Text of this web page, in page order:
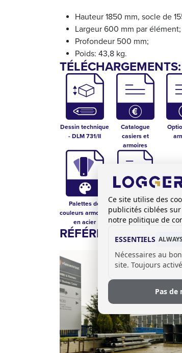
Hauteur 1850 mm, socle de
Largeur 600 mm par élément;
Profondeur 500 mm;
Poids: 43,8 kg.
TÉLÉCHARGEMENTS:
Dessin technique
- DLM 731/II
Catalogue
casiers et
armoires
Palettes de
couleurs armoires
en acier
Certificat
d'armoires
RÉFÉRENCES AVEC
Ce site utilise des
publicités ciblées
notre politique de
ESSENTIELS
Nécessaires au
site. Toujours
Pas